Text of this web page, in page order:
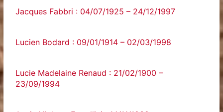
Jacques Fabbri : 04/07/1925 – 24/12/1997
Lucien Bodard : 09/01/1914 – 02/03/1998
Lucie Madelaine Renaud : 21/02/1900 –
23/09/1994